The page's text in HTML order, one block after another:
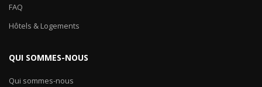
FAQ
Hôtels & Logements
QUI SOMMES-NOUS
Qui sommes-nous